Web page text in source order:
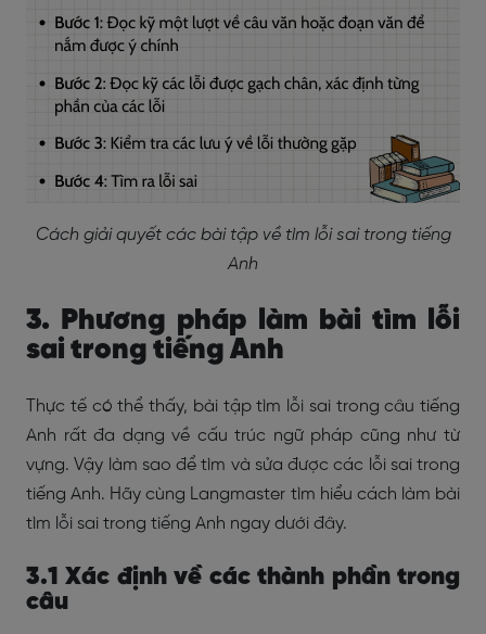
Cách giải quyết các bài tập về tìm lỗi sai trong tiếng
Anh
3. Phương pháp làm bài tìm lỗi
sai trong tiếng Anh
Thực tế có thể thấy, bài tập tìm lỗi sai trong câu tiếng
Anh rất đa dạng về cấu trúc ngữ pháp cũng như từ
vựng. Vậy làm sao để tìm và sửa được các lỗi sai trong
tiếng Anh. Hãy cùng Langmaster tìm hiểu cách làm bài
tìm lỗi sai trong tiếng Anh ngay dưới đây.
3.1 Xác định về các thành phần trong
câu